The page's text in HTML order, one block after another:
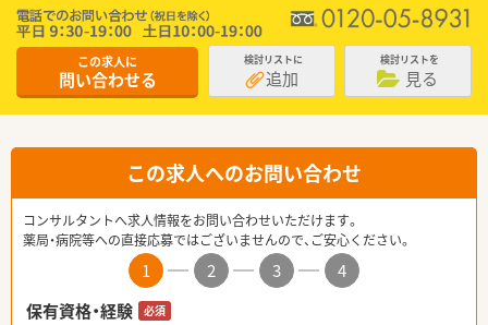
この求人に
問い合わせる
検討リストに
追加
検討リストを
見る
この求人へのお問い合わせ
コンサルタントへ求人情報をお問い合わせいただけます。
薬局・病院等への直接応募ではございませんので、ご安心ください。
1 2 3
4
保有資格・経験
必須